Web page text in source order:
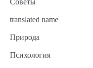
Советы
translated name
Природа
Психология